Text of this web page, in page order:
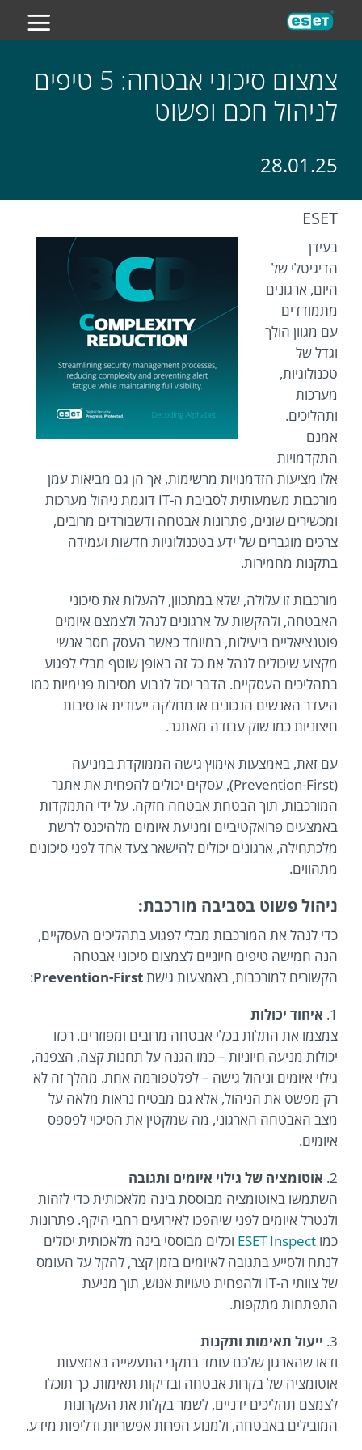
צמצום סיכוני אבטחה: 5 טיפים
לניהול חכם ופשוט
28.01.25
ESET
בעידן
הדיגיטלי של
היום, ארגונים
מתמודדים
עם מגוון הולך
וגדל של
טכנולוגיות,
מערכות
ותהליכים.
אמנם
התקדמויות
אלו מציעות הזדמנויות מרשימות, אך הן גם מביאות עמן
מורכבות משמעותית לסביבת ה-IT דוגמת ניהול מערכות
ומכשירים שונים, פתרונות אבטחה ודשבורדים מרובים,
צרכים מוגברים של ידע בטכנולוגיות חדשות ועמידה
בתקנות מחמירות.
מורכבות זו עלולה, שלא במתכוון, להעלות את סיכוני
האבטחה, ולהקשות על ארגונים לנהל ולצמצם איומים
פוטנציאליים ביעילות, במיוחד כאשר העסק חסר אנשי
מקצוע שיכולים לנהל את כל זה באופן שוטף מבלי לפגוע
בתהליכים העסקיים. הדבר יכול לנבוע מסיבות פנימיות כמו
היעדר האנשים הנכונים או מחלקה ייעודית או סיבות
חיצוניות כמו שוק עבודה מאתגר.
עם זאת, באמצעות אימוץ גישה הממוקדת במניעה
(Prevention-First), עסקים יכולים להפחית את אתגר
המורכבות, תוך הבטחת אבטחה חזקה. על ידי התמקדות
באמצעים פרואקטיביים ומניעת איומים מלהיכנס לרשת
מלכתחילה, ארגונים יכולים להישאר צעד אחד לפני סיכונים
מתהווים.
ניהול פשוט בסביבה מורכבת:
כדי לנהל את המורכבות מבלי לפגוע בתהליכים העסקיים,
הנה חמישה טיפים חיוניים לצמצום סיכוני אבטחה
הקשורים למורכבות, באמצעות גישתPrevention-First
:
1. איחוד יכולות
צמצמו את התלות בכלי אבטחה מרובים ומפוזרים. רכזו
יכולות מניעה חיוניות – כמו הגנה על תחנות קצה, הצפנה,
גילוי איומים וניהול גישה – לפלטפורמה אחת. מהלך זה לא
רק מפשט את הניהול, אלא גם מבטיח נראות מלאה על
מצב האבטחה הארגוני, מה שמקטין את הסיכוי לפספס
איומים.
2. אוטומציה של גילוי איומים ותגובה
השתמשו באוטומציה מבוססת בינה מלאכותית כדי לזהות
ולנטרל איומים לפני שיהפכו לאירועים רחבי היקף. פתרונות
כמו ESET Inspect וכלים מבוססי בינה מלאכותית יכולים
לנתח ולסייע בתגובה לאיומים בזמן קצר, להקל על העומס
של צוותי ה-IT ולהפחית טעויות אנוש, תוך מניעת
התפתחות מתקפות.
3. ייעול תאימות ותקנות
ודאו שהארגון שלכם עומד בתקני התעשייה באמצעות
אוטומציה של בקרות אבטחה ובדיקות תאימות. כך תוכלו
לצמצם תהליכים ידניים, לשמר בקלות את העקרונות
המובילים באבטחה, ולמנוע הפרות אפשריות ודליפות מידע.